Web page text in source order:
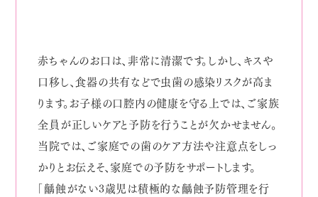
赤ちゃんのお口は、非常に清潔です。しかし、キスや
口移し、食器の共有などで虫歯の感染リスクが高ま
ります。お子様の口腔内の健康を守る上では、ご家族
全員が正しいケアと予防を行うことが欠かせません。
当院では、ご家庭での歯のケア方法や注意点をしっ
かりとお伝えそ、家庭での予防をサポートします。
「齲蝕がない3歳児は積極的な齲蝕予防管理を行